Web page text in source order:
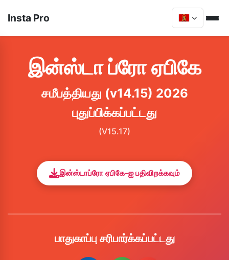
Insta Pro
இன்ஸ்டா ப்ரோ ஏபிகே
சமீபத்தியது (v14.15) 2026
புதுப்பிக்கப்பட்டது
(V15.17)
இன்ஸ்டாப்ரோ ஏபிகே-ஐ பதிவிறக்கவும்
பாதுகாப்பு சரிபார்க்கப்பட்டது